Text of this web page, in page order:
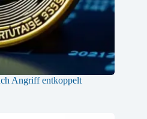
Angriff entkoppelt